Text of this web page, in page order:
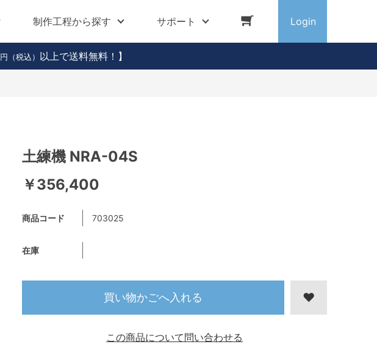
制作工程から探す サポート Login
円（税込） 以上で送料無料！】
土練機 NRA-04S
￥356,400
商品コード 703025
在庫
買い物かごへ入れる
この商品について問い合わせる